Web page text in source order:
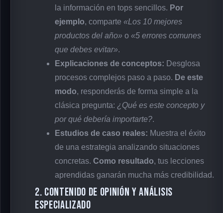
la información en tops sencillos. Por
ejemplo, comparte «Los 10 mejores
productos del año» o «5 errores comunes
que debes evitar».
Explicaciones de conceptos: Desglosa
procesos complejos paso a paso. De este
modo, responderás de forma simple a la
clásica pregunta: ¿Qué es este concepto y
por qué debería importarte?.
Estudios de caso reales: Muestra el éxito
de una estrategia analizando situaciones
concretas. Como resultado, tus lecciones
aprendidas ganarán mucha más credibilidad.
2. Contenido de opinión y análisis
especializado